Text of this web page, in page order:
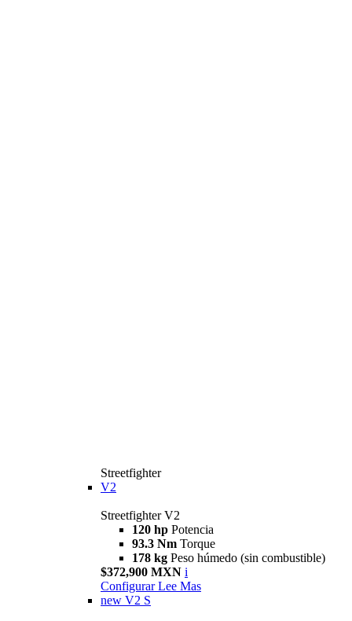
Streetfighter
V2
Streetfighter V2
120 hp Potencia
93.3 Nm Torque
178 kg Peso húmedo (sin combustible)
$372,900 MXN i
Configurar Lee Mas
new V2 S